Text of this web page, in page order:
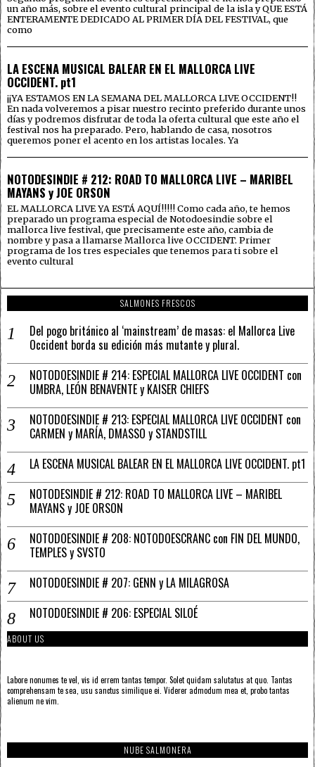
un año más, sobre el evento cultural principal de la isla y QUE ESTÁ
ENTERAMENTE DEDICADO AL PRIMER DÍA DEL FESTIVAL, que
como
LA ESCENA MUSICAL BALEAR EN EL MALLORCA LIVE
OCCIDENT. pt1
¡¡YA ESTAMOS EN LA SEMANA DEL MALLORCA LIVE OCCIDENT!!
En nada volveremos a pisar nuestro recinto preferido durante unos
días y podremos disfrutar de toda la oferta cultural que este año el
festival nos ha preparado. Pero, hablando de casa, nosotros
queremos poner el acento en los artistas locales. Ya
NOTODESINDIE # 212: ROAD TO MALLORCA LIVE – MARIBEL
MAYANS y JOE ORSON
EL MALLORCA LIVE YA ESTÁ AQUÍ!!!!! Como cada año, te hemos
preparado un programa especial de Notodoesindie sobre el
mallorca live festival, que precisamente este año, cambia de
nombre y pasa a llamarse Mallorca live OCCIDENT. Primer
programa de los tres especiales que tenemos para ti sobre el
evento cultural
SALMONES FRESCOS
Del pogo británico al ‘mainstream’ de masas: el Mallorca Live
Occident borda su edición más mutante y plural.
NOTODOESINDIE # 214: ESPECIAL MALLORCA LIVE OCCIDENT con
UMBRA, LEÓN BENAVENTE y KAISER CHIEFS
NOTODOESINDIE # 213: ESPECIAL MALLORCA LIVE OCCIDENT con
CARMEN y MARÍA, DMASSO y STANDSTILL
LA ESCENA MUSICAL BALEAR EN EL MALLORCA LIVE OCCIDENT. pt1
NOTODESINDIE # 212: ROAD TO MALLORCA LIVE – MARIBEL
MAYANS y JOE ORSON
NOTODOESINDIE # 208: NOTODOESCRANC con FIN DEL MUNDO,
TEMPLES y SVSTO
NOTODOESINDIE # 207: GENN y LA MILAGROSA
NOTODOESINDIE # 206: ESPECIAL SILOÉ
ABOUT US
Labore nonumes te vel, vis id errem tantas tempor. Solet quidam salutatus at quo. Tantas
comprehensam te sea, usu sanctus similique ei. Viderer admodum mea et, probo tantas
alienum ne vim.
NUBE SALMONERA